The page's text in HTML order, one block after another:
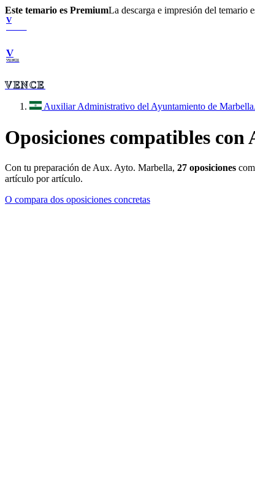
Este temario es PremiumLa descarga e impresión del temario
V
V
VENCE
VENCE
Auxiliar Administrativo del Ayuntamiento de Marbella
Oposiciones compatibles con
Con tu preparación de Aux. Ayto. Marbella, 27 oposiciones
artículo por artículo.
O compara dos oposiciones concretas